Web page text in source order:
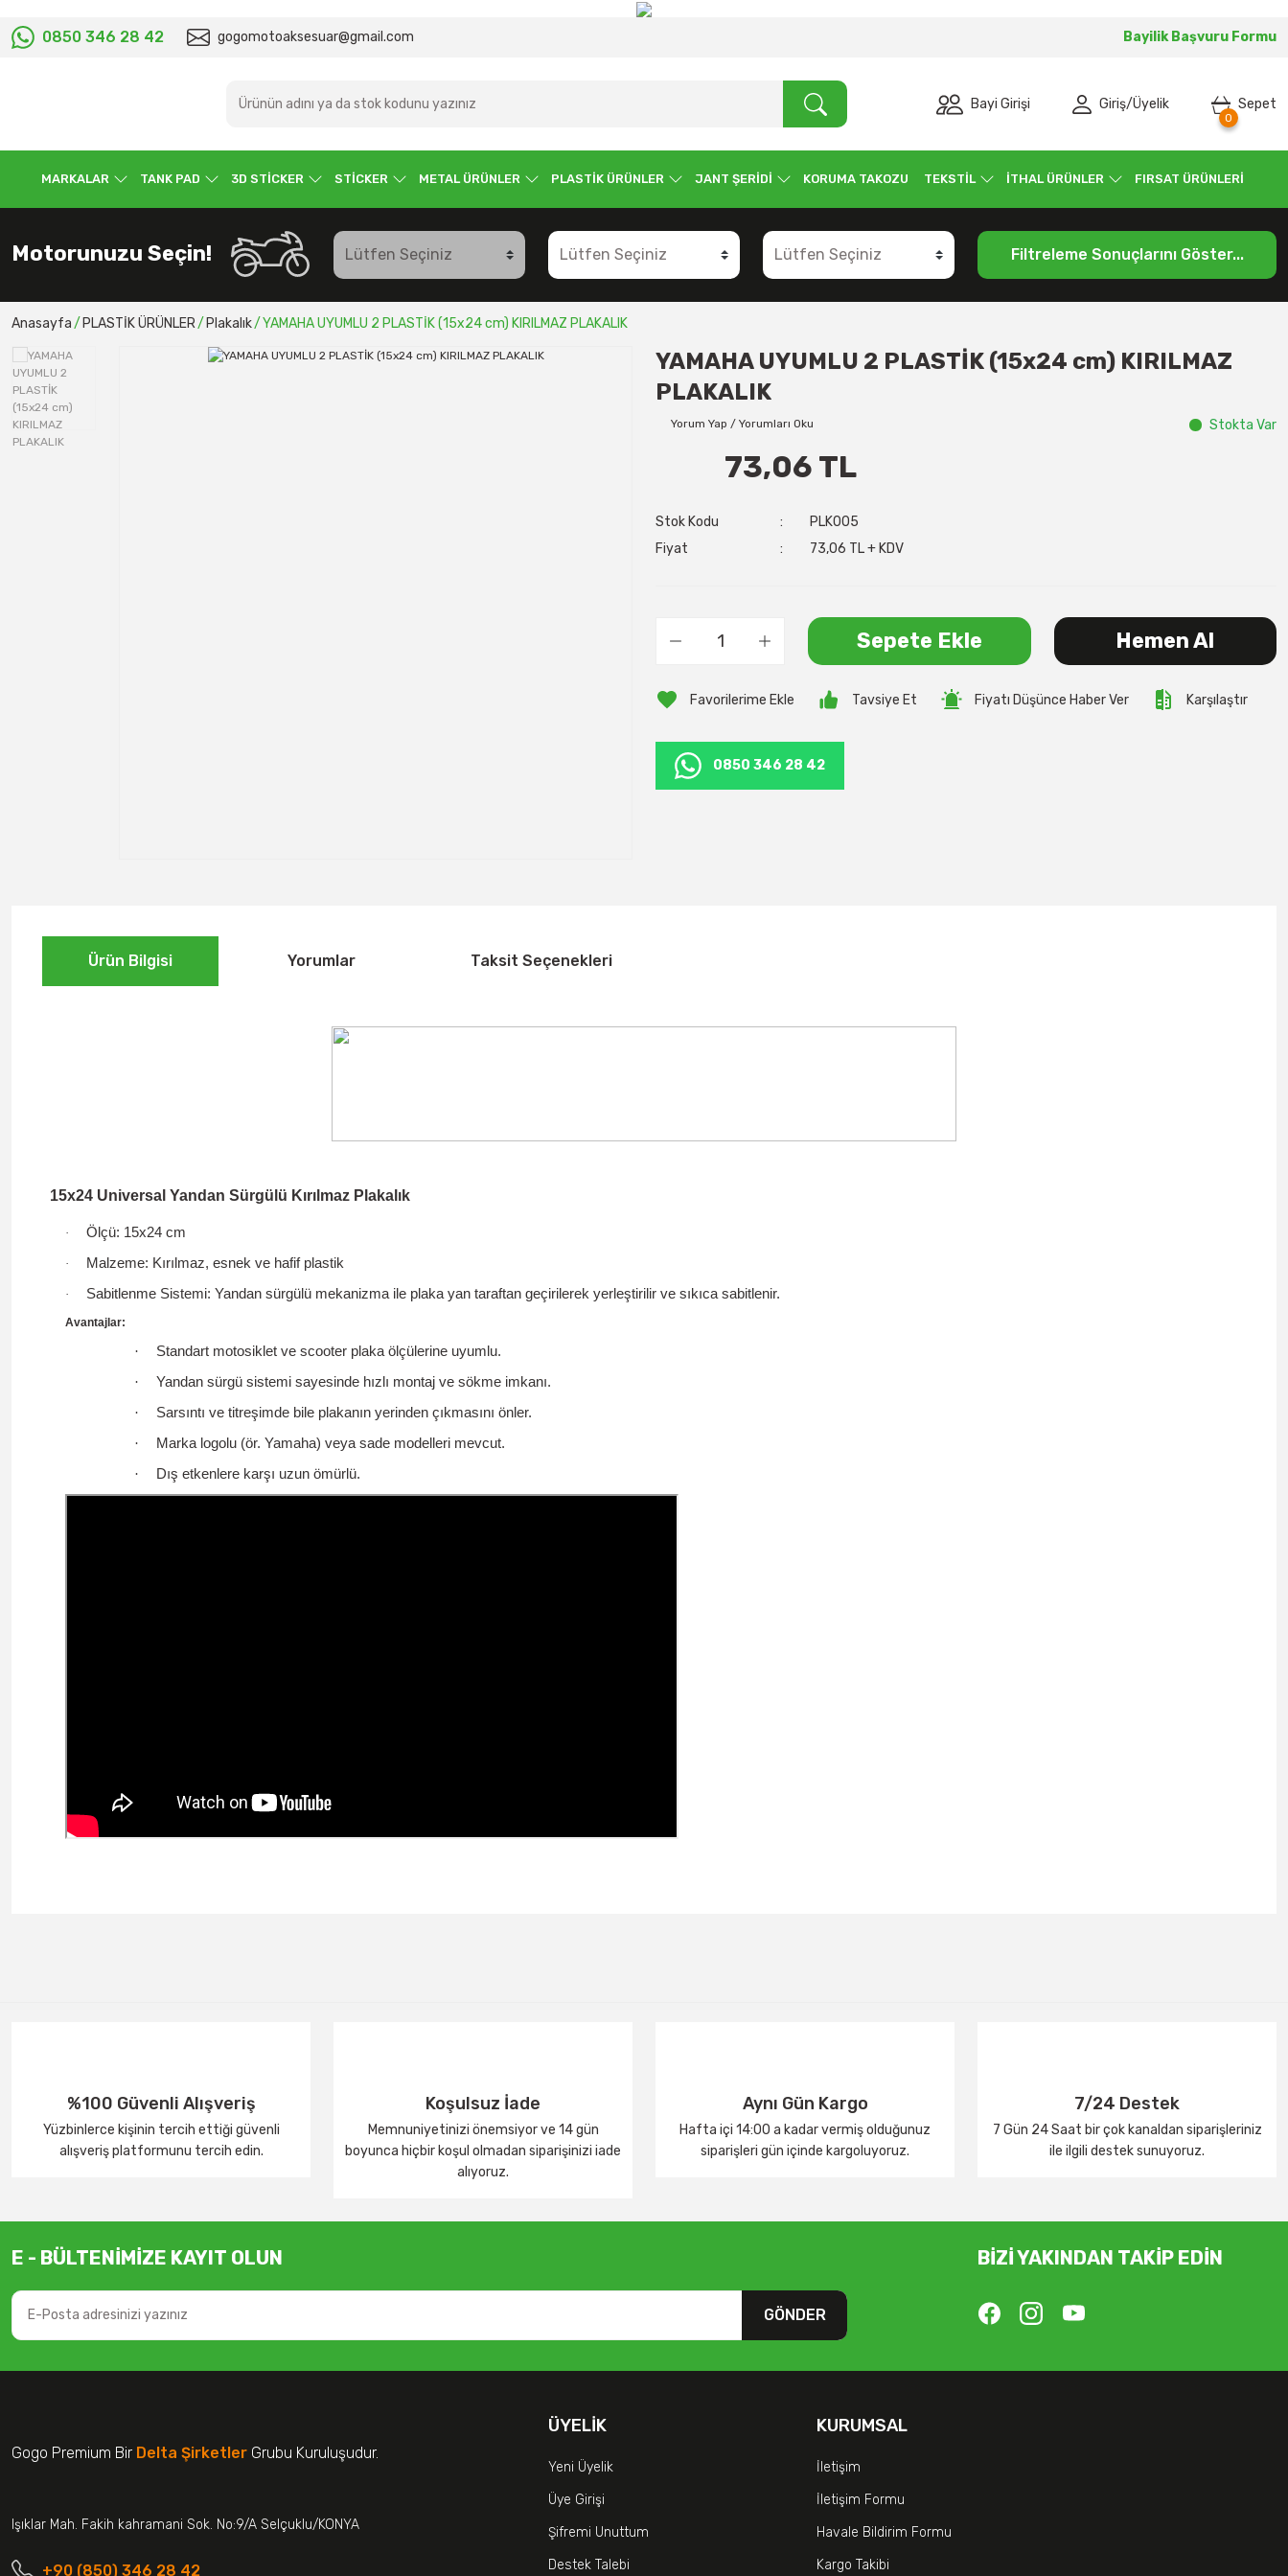
0850 346 28 42 gogomotoaksesuar@gmail.com Bayilik Başvuru Formu
Bayi Girişi Giriş/Üyelik Sepet
0
MARKALAR TANK PAD 3D STİCKER STİCKER METAL ÜRÜNLER PLASTİK ÜRÜNLER JANT ŞERİDİ KORUMA TAKOZU TEKSTİL İTHAL ÜRÜNLER FIRSAT ÜRÜNLERİ
Motorunuzu Seçin! Filtreleme Sonuçlarını Göster...
Anasayfa PLASTİK ÜRÜNLER Plakalık YAMAHA UYUMLU 2 PLASTİK (15x24 cm) KIRILMAZ PLAKALIK
YAMAHA UYUMLU 2 PLASTİK (15x24 cm) KIRILMAZ
PLAKALIK
Yorum Yap / Yorumları Oku Stokta Var
73,06 TL
Stok Kodu
PLK005
Fiyat
73,06 TL + KDV
Sepete Ekle Hemen Al
Tavsiye Et Fiyatı Düşünce Haber Ver Karşılaştır
0850 346 28 42
Ürün Bilgisi Yorumlar Taksit Seçenekleri
15x24 Universal Yandan Sürgülü Kırılmaz Plakalık
· Ölçü: 15x24 cm
· Malzeme: Kırılmaz, esnek ve hafif plastik
· Sabitlenme Sistemi: Yandan sürgülü mekanizma ile plaka yan taraftan geçirilerek yerleştirilir ve sıkıca sabitlenir.
Avantajlar:
·
Standart motosiklet ve scooter plaka ölçülerine uyumlu.
·
Yandan sürgü sistemi sayesinde hızlı montaj ve sökme imkanı.
·
Sarsıntı ve titreşimde bile plakanın yerinden çıkmasını önler.
·
Marka logolu (ör. Yamaha) veya sade modelleri mevcut.
·
Dış etkenlere karşı uzun ömürlü.
%100 Güvenli Alışveriş
Yüzbinlerce kişinin tercih ettiği güvenli
alışveriş platformunu tercih edin.
Koşulsuz İade
Memnuniyetinizi önemsiyor ve 14 gün
boyunca hiçbir koşul olmadan siparişinizi iade
alıyoruz.
Aynı Gün Kargo
Hafta içi 14:00 a kadar vermiş olduğunuz
siparişleri gün içinde kargoluyoruz.
7/24 Destek
7 Gün 24 Saat bir çok kanaldan siparişleriniz
ile ilgili destek sunuyoruz.
E - BÜLTENİMİZE KAYIT OLUN
GÖNDER
BİZİ YAKINDAN TAKİP EDİN
Gogo Premium Bir Delta Şirketler Grubu Kuruluşudur.
Işıklar Mah. Fakih kahramani Sok. No:9/A Selçuklu/KONYA
+90 (850) 346 28 42
ÜYELIK
Yeni Üyelik
Üye Girişi
Şifremi Unuttum
Destek Talebi
KURUMSAL
İletişim
İletişim Formu
Havale Bildirim Formu
Kargo Takibi